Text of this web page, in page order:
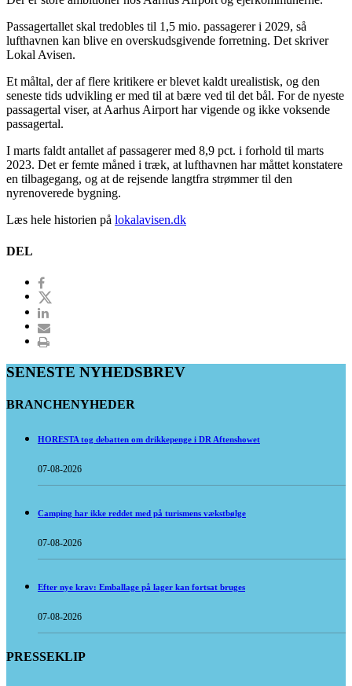
Passagertallet skal tredobles til 1,5 mio. passagerer i 2029, så
lufthavnen kan blive en overskudsgivende forretning. Det skriver
Lokal Avisen.
Et måltal, der af flere kritikere er blevet kaldt urealistisk, og den
seneste tids udvikling er med til at bære ved til det bål. For de nyeste
passagertal viser, at Aarhus Airport har vigende og ikke voksende
passagertal.
I marts faldt antallet af passagerer med 8,9 pct. i forhold til marts
2023. Det er femte måned i træk, at lufthavnen har måttet konstatere
en tilbagegang, og at de rejsende langtfra strømmer til den
nyrenoverede bygning.
Læs hele historien på lokalavisen.dk
DEL
SENESTE NYHEDSBREV
BRANCHENYHEDER
HORESTA tog debatten om drikkepenge i DR Aftenshowet
07-08-2026
Camping har ikke reddet med på turismens vækstbølge
07-08-2026
Efter nye krav: Emballage på lager kan fortsat bruges
07-08-2026
PRESSEKLIP